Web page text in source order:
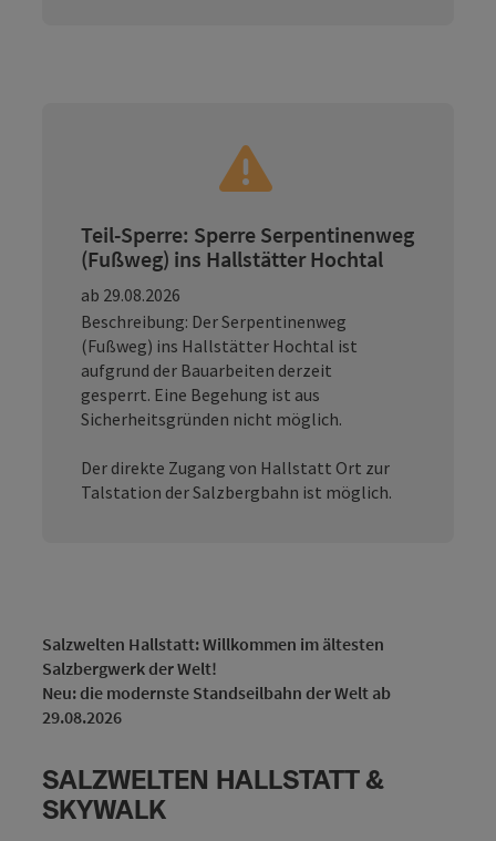
Teil-Sperre: Sperre Serpentinenweg
(Fußweg) ins Hallstätter Hochtal
ab 29.08.2026
Beschreibung: Der Serpentinenweg
(Fußweg) ins Hallstätter Hochtal ist
aufgrund der Bauarbeiten derzeit
gesperrt. Eine Begehung ist aus
Sicherheitsgründen nicht möglich.
Der direkte Zugang von Hallstatt Ort zur
Talstation der Salzbergbahn ist möglich.
Salzwelten Hallstatt: Willkommen im ältesten
Salzbergwerk der Welt!
Neu: die modernste Standseilbahn der Welt ab
29.08.2026
SALZWELTEN HALLSTATT &
SKYWALK